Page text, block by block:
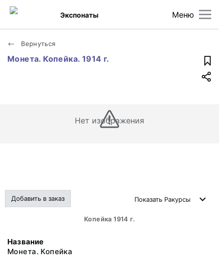
Меню
Экспонаты
Вернуться
Монета. Копейка. 1914 г.
Нет изображения
Добавить в заказ Показать Ракурсы
Копейка 1914 г.
Название
Монета. Копейка